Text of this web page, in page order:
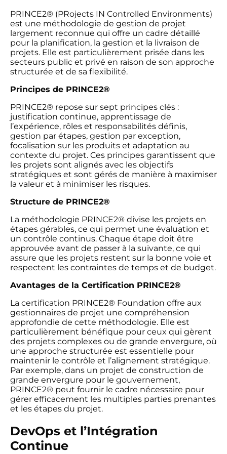
PRINCE2® (PRojects IN Controlled Environments)
est une méthodologie de gestion de projet
largement reconnue qui offre un cadre détaillé
pour la planification, la gestion et la livraison de
projets. Elle est particulièrement prisée dans les
secteurs public et privé en raison de son approche
structurée et de sa flexibilité.
Principes de PRINCE2®
PRINCE2® repose sur sept principes clés :
justification continue, apprentissage de
l’expérience, rôles et responsabilités définis,
gestion par étapes, gestion par exception,
focalisation sur les produits et adaptation au
contexte du projet. Ces principes garantissent que
les projets sont alignés avec les objectifs
stratégiques et sont gérés de manière à maximiser
la valeur et à minimiser les risques.
Structure de PRINCE2®
La méthodologie PRINCE2® divise les projets en
étapes gérables, ce qui permet une évaluation et
un contrôle continus. Chaque étape doit être
approuvée avant de passer à la suivante, ce qui
assure que les projets restent sur la bonne voie et
respectent les contraintes de temps et de budget.
Avantages de la Certification PRINCE2®
La certification PRINCE2® Foundation offre aux
gestionnaires de projet une compréhension
approfondie de cette méthodologie. Elle est
particulièrement bénéfique pour ceux qui gèrent
des projets complexes ou de grande envergure, où
une approche structurée est essentielle pour
maintenir le contrôle et l’alignement stratégique.
Par exemple, dans un projet de construction de
grande envergure pour le gouvernement,
PRINCE2® peut fournir le cadre nécessaire pour
gérer efficacement les multiples parties prenantes
et les étapes du projet.
DevOps et l’Intégration
Continue